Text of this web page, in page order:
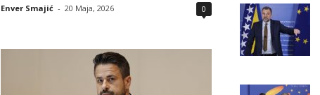
Enver Smajić - 20 Maja, 2026 0